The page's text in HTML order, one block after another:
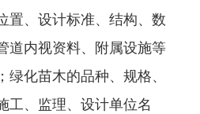
置、设计标准、结构、数
道内视资料、附属设施等
化苗木的品种、规格、
工、监理、设计单位名